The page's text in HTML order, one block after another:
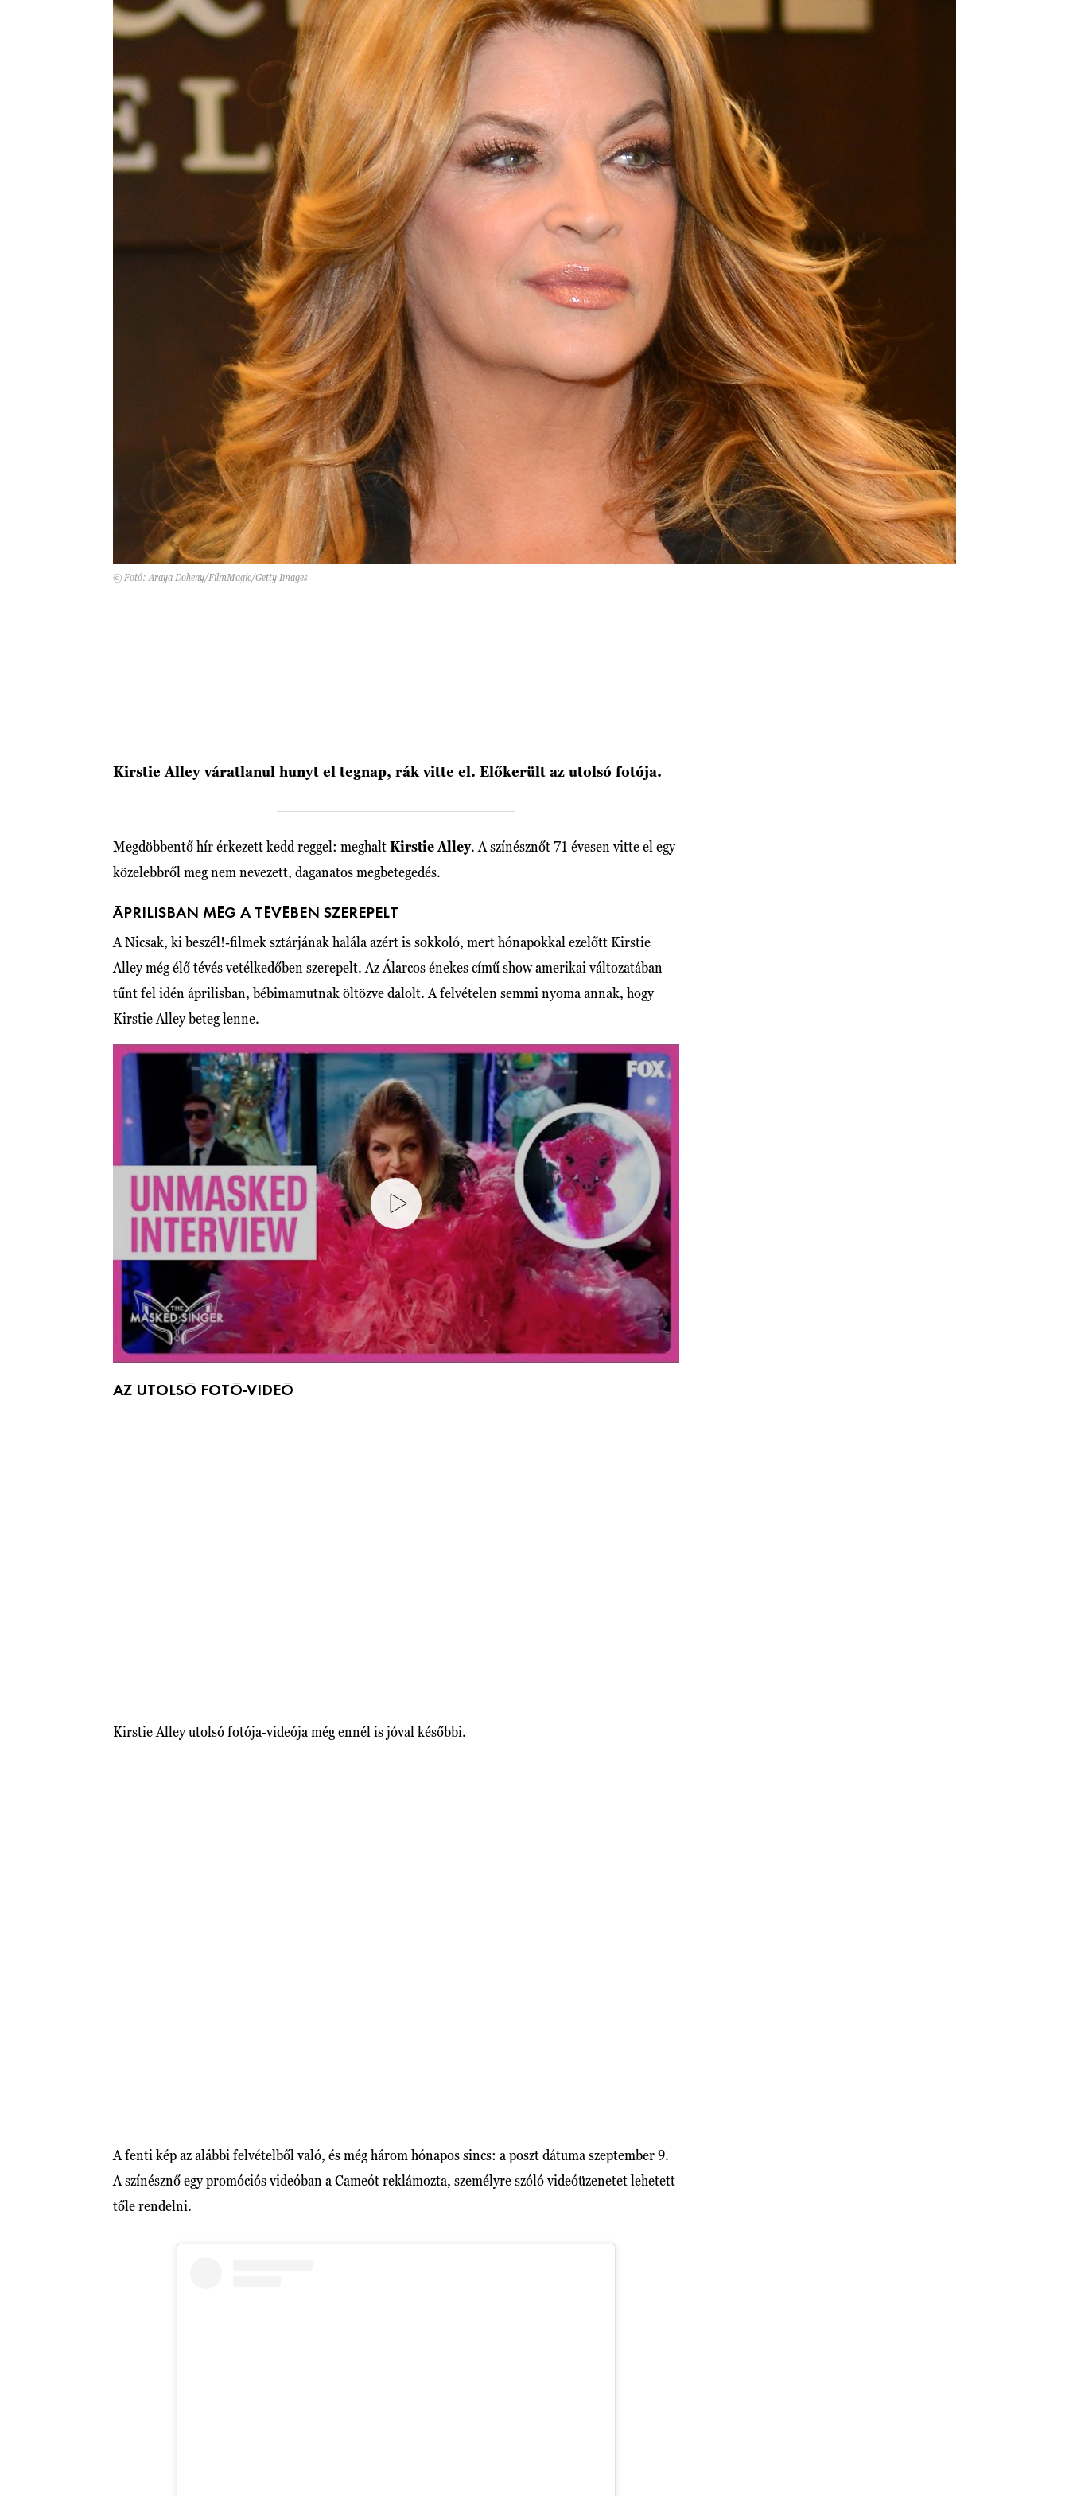
© Fotó: Araya Doheny/FilmMagic/Getty Images
Kirstie Alley váratlanul hunyt el tegnap, rák vitte el. Előkerült az utolsó fotója.
Megdöbbentő hír érkezett kedd reggel: meghaltKirstie Alley. A színésznőt 71 évesen vitte el egy
közelebbről meg nem nevezett, daganatos megbetegedés.
ÁPRILISBAN MÉG A TÉVÉBEN SZEREPELT
A Nicsak, ki beszél!-filmek sztárjának halála azért is sokkoló, mert hónapokkal ezelőtt Kirstie
Alley még élő tévés vetélkedőben szerepelt. Az Álarcos énekes című show amerikai változatában
tűnt fel idén áprilisban, bébimamutnak öltözve dalolt. A felvételen semmi nyoma annak, hogy
Kirstie Alley beteg lenne.
AZ UTOLSÓ FOTÓ-VIDEÓ
Kirstie Alley utolsó fotója-videója még ennél is jóval későbbi.
A fenti kép az alábbi felvételből való, és még három hónapos sincs: a poszt dátuma szeptember 9.
A színésznő egy promóciós videóban a Cameót reklámozta, személyre szóló videóüzenetet lehetett
tőle rendelni.